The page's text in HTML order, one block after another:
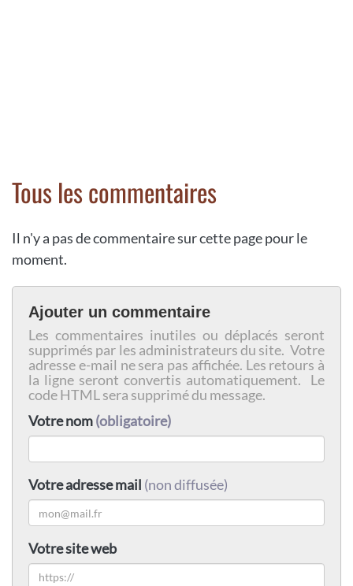
Tous les commentaires
Il n'y a pas de commentaire sur cette page pour le
moment.
Ajouter un commentaire
Les commentaires inutiles ou déplacés seront
supprimés par les administrateurs du site. Votre
adresse e-mail ne sera pas affichée. Les retours à
la ligne seront convertis automatiquement. Le
code HTML sera supprimé du message.
Votre nom(obligatoire)
Votre adresse mail (non diffusée)
Votre site web